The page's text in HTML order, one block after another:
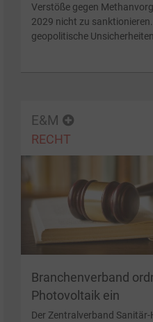
Verstöße gegen
2029 nicht zu
geopolitische Unsicherheiten.
E&M
RECHT
Branchenverband
Photovoltaik ein
Der Zentralverband